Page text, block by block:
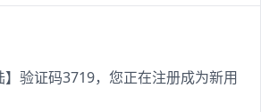
】验证码3719，您正在注册成为新用